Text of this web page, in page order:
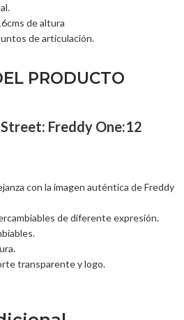
de altura
de articulación.
PRODUCTO
Freddy One:12
con la imagen auténtica de Freddy
de diferente expresión.
transparente y logo.